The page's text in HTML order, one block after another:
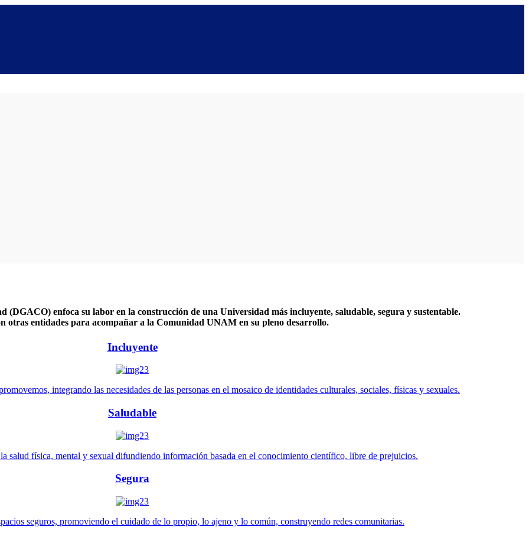
(DGACO) enfoca su labor en la construcción de una Universidad más incluyente, saludable, segura y sustentable.
otras entidades para acompañar a la Comunidad UNAM en su pleno desarrollo.
Incluyente
integrando las necesidades de las personas en el mosaico de identidades culturales, sociales, físicas y sexuales.
Saludable
salud física, mental y sexual difundiendo información basada en el conocimiento científico, libre de prejuicios.
Segura
seguros, promoviendo el cuidado de lo propio, lo ajeno y lo común, construyendo redes comunitarias.